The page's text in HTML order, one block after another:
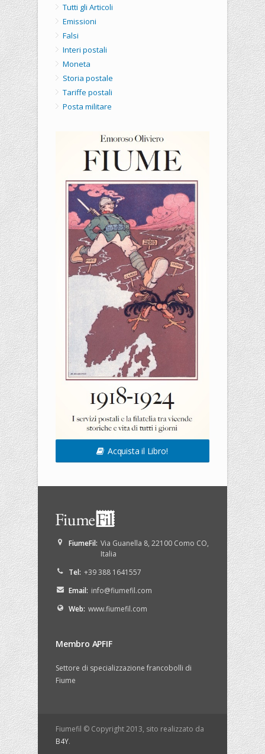
Tutti gli Articoli
Emissioni
Falsi
Interi postali
Moneta
Storia postale
Tariffe postali
Posta militare
Acquista il Libro!
FiumeFil: Via Guanella 8, 22100 Como CO,
Italia
Tel: +39 388 1641557
Email: info@fiumefil.com
Web: www.fiumefil.com
Membro APFIF
Settore di specializzazione francobolli di
Fiume
Fiumefil © Copyright 2013, sito realizzato da
B4Y.